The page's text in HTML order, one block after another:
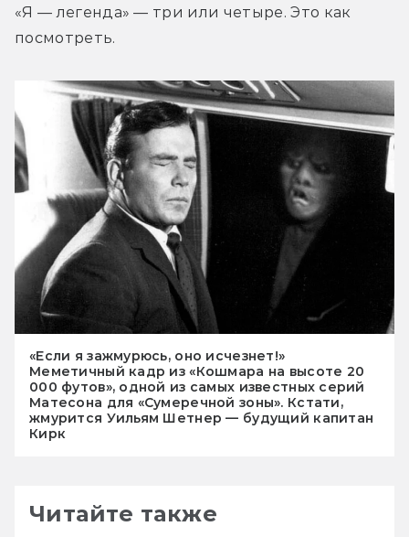
«Я — легенда» — три или четыре. Это как
посмотреть.
«Если я зажмурюсь, оно исчезнет!»
Меметичный кадр из «Кошмара на высоте 20
000 футов», одной из самых известных серий
Матесона для «Сумеречной зоны». Кстати,
жмурится Уильям Шетнер — будущий капитан
Кирк
Читайте также